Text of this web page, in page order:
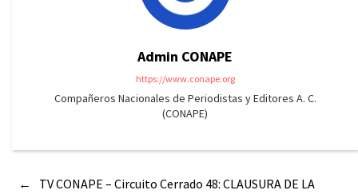
Admin CONAPE
https://www.conape.org
Compañeros Nacionales de Periodistas y Editores A. C.
(CONAPE)
←
TV CONAPE – Circuito Cerrado 48: CLAUSURA DE LA